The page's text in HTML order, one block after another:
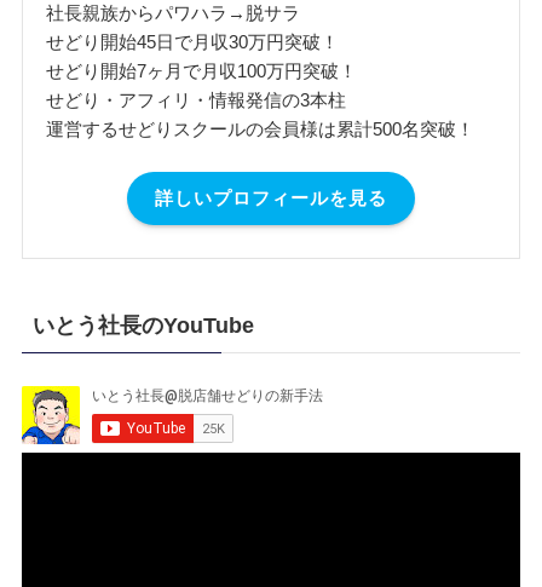
社長親族からパワハラ→脱サラ
せどり開始45日で月収30万円突破！
せどり開始7ヶ月で月収100万円突破！
せどり・アフィリ・情報発信の3本柱
運営するせどりスクールの会員様は累計500名突破！
詳しいプロフィールを見る
いとう社長のYouTube